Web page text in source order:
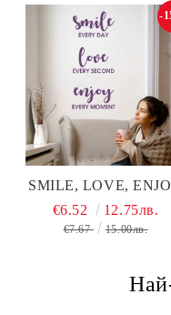
SMILE, LOVE,
-
€6.52 12.75лв.
€7.67 15.00лв.